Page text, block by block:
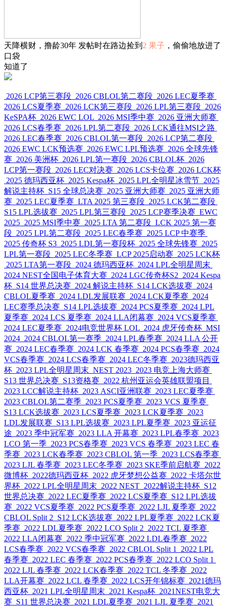
天降横财，撸龄30年 发帖时在路边捡到 2 果子 ，偷偷地放进了
口袋
知道了
2026 LCP第三赛段 2026 CBLOL第二赛段 2026 LEC夏季赛
2026 LCS夏季赛 2026 LCK第三赛段 2026 LPL第三赛段 2026
KeSPA杯 2026 EWC LOL 2026 MSI季中赛 2026 亚洲大师赛
2026 LCS春季赛 2026 LPL第二赛段 2026 LCK通往MSI之路
2026 LEC春季赛 2026 CBLOL第一赛段 2026 LCP第二赛段
2026 EWC LCK预选赛 2026 EWC LPL预选赛 2026 全球先锋
赛 2026 美洲杯 2026 LPL第一赛段 2026 CBLOL杯 2026
LCP第一赛段 2026 LEC对决赛 2026 LCS卡位赛 2026 LCK杯
2025 德玛西亚杯 2025 Kespa杯 2025 LPL全明星冰雪节 2025
解说主持杯 S15 全球总决赛 2025 亚洲大师赛 2025 亚洲大师
赛 2025 LEC夏季赛 LTA 2025 第三赛段 2025 LCK第二赛段
S15 LPL选拔赛 2025 LPL第三赛段 2025 LCP赛季决赛 EWC
2025 2025 MSI季中赛 2025 LTA 第二赛段 LCK 2025 第一赛
段 2025 LPL第二赛段 2025 LEC春季赛 2025 LCP 中赛季
2025 传奇杯 S3 2025 LDL第一赛段杯 2025 全球先锋赛 2025
LPL第一赛段 2025 LEC冬季赛 LCP 2025启动赛 2025 LCK杯
2025 LTA第一赛段 2024 德玛西亚杯 2024 LPL全明星周末
2024 NEST全国电子体育大赛 2024 LGC传奇杯S2 2024 Kespa
杯 S14 世界总决赛 2024 解说主持杯 S14 LCK选拔赛 2024
CBLOL夏季赛 2024 LDL发展联赛 2024 LCK夏季赛 2024
LEC赛季总决赛 S14 LPL选拔赛 2024 PCS夏季赛 2024 LPL
夏季赛 2024 LCS 夏季赛 2024 LLA闭幕赛 2024 VCS夏季赛
2024 LEC夏季赛 2024电竞世界杯 LOL 2024 虎牙传奇杯 MSI
2024 2024 CBLOL第一赛季 2024 LPL春季赛 2024 LLA 公开
赛 2024 LEC春季赛 2024 LCK 春季赛 2024 PCS春季赛 2024
VCS春季赛 2024 LCS春季赛 2024 LEC冬季赛 2023德玛西亚
杯 2023 LPL全明星周末 NEST 2023 2023 电竞上海大师赛
S13 世界总决赛 S13资格赛 2022 杭州亚运会英雄联盟项目
2023 LCC解说主持杯 2023 ASCI亚洲联赛 2023 LEC夏季赛
2023 CBLOL第二赛季 2023 PCS夏季赛 2023 VCS 夏季赛
S13 LCK选拔赛 2023 LCS夏季赛 2023 LCK夏季赛 2023
LDL发展联赛 S13 LPL选拔赛 2023 LPL夏季赛 2023 亚运征
途 2023 季中冠军赛 2023 LLA 开幕赛 2023 LPL春季赛 2023
LCO 第一季 2023 PCS春季赛 2023 VCS 春季赛 2023 LEC 春
季赛 2023 LCK春季赛 2023 CBLOL 第一季 2023 LCS春季赛
2023 LJL 春季赛 2023 LEC冬季赛 2023 SKE季前启航赛 2022
微博杯 2022德玛西亚杯 2022 虎牙梦想公益赛 2022 卡塔尔世
界杯 2022 LPL全明星周末 2022 NEST 2022解说主持杯 S12
世界总决赛 2022 LEC夏季赛 2022 LCS夏季赛 S12 LPL选拔
赛 2022 VCS夏季赛 2022 PCS夏季赛 2022 LJL 夏季赛 2022
CBLOL Split 2 S12 LCK选拔赛 2022 LPL夏季赛 2022 LCK夏
季赛 2022 LDL夏季赛 2022 LCO Split 2 2022 TCL 夏季赛
2022 LLA闭幕赛 2022 季中冠军赛 2022 LDL春季赛 2022
LCS春季赛 2022 VCS春季赛 2022 CBLOL Split 1
2022 LPL
春季赛 2022 LEC 春季赛 2022 PCS春季赛 2022 LCO Split 1
2022 LJL 春季赛 2022 LCK春季赛 2022 TCL 冬季赛 2022
LLA开幕赛 2022 LCL 春季赛 2022 LCS开年锦标赛 2021德玛
西亚杯 2021 LPL全明星周末 2021 Kespa杯 2021NEST电竞大
赛 S11 世界总决赛 2021 LDL夏季赛 2021 LJL 夏季赛 2021